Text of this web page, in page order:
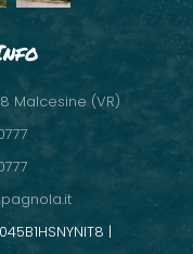
Malcesine (VR)
|